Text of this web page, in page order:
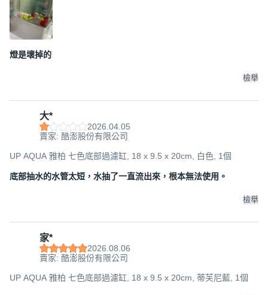
燈是壞掉的
檢舉
大*
2026.04.05
賣家: 酷澎股份有限公司
UP AQUA 雅柏 七色底部過濾缸, 18 x 9.5 x 20cm, 白色, 1個
底部抽水的水管太短，水抽了一直流出來，根本無法使用。
檢舉
家*
2026.08.06
賣家: 酷澎股份有限公司
UP AQUA 雅柏 七色底部過濾缸, 18 x 9.5 x 20cm, 蒂芙尼藍, 1個